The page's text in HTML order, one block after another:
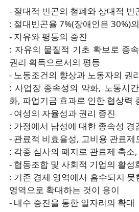
- 절대적 빈곤의 철폐와 상대적 빈
: 절대빈곤율 7%(장애인은 30%)
- 자유와 평등의 증진
: 자유의 물질적 기초 확보로 종
권리 획득으로서의 평등
- 노동조건의 향상과 노동자의 권
: 사업장 종속성의 약화, 노동시
화, 파업기금 효과로 인한 협상력
- 여성의 자율성과 권리 증진
: 가정에서 남성에 대한 종속성 경
- 관료적 비효율성, 고비용 관료제
: 각종 심사의 폐지로 관료제 축소
- 협동조합 및 사회적 기업의 활성
: 기존 경제 영역에서 흡수되지 못
영역으로 확대하는 것이 용이
- 내수 증진을 통한 일자리의 확대